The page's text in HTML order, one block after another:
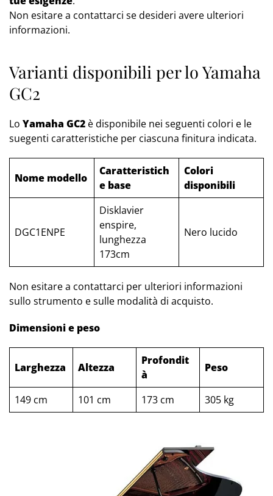
Non esitare a contattarci se desideri avere ulteriori
informazioni.
Varianti disponibili per lo Yamaha
GC2
Lo Yamaha GC2 è disponibile nei seguenti colori e le
suegenti caratteristiche per ciascuna finitura indicata.
Nome modello
Caratteristich
e base
Colori
disponibili
DGC1ENPE
Disklavier
enspire,
lunghezza
173cm
Nero lucido
Non esitare a contattarci per ulteriori informazioni
sullo strumento e sulle modalità di acquisto.
Dimensioni e peso
Larghezza Altezza
Profondit
à
Peso
149 cm 101 cm 173 cm 305 kg